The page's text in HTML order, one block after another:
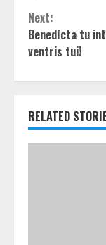
Next:
Benedícta tu
ventris tui!
RELATED